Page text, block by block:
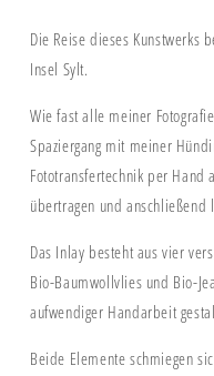
Die Reise dieses Kunstwerks
Insel Sylt.
Wie fast alle meiner
Spaziergang mit meiner
Fototransfertechnik per
übertragen und anschließend
Das Inlay besteht aus vier
Bio-Baumwollvlies und Bio-
aufwendiger Handarbeit
Beide Elemente schmiegen